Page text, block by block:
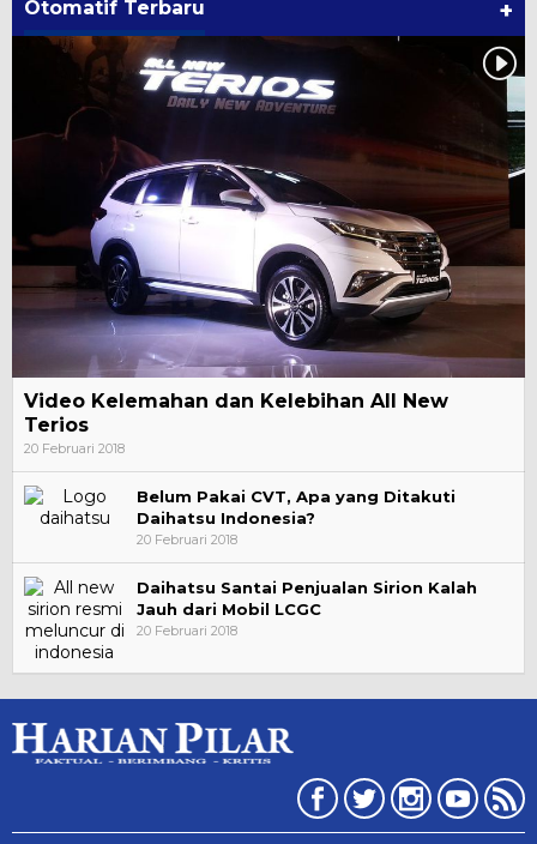
Otomatif Terbaru +
Video Kelemahan dan Kelebihan All New
Terios
20 Februari 2018
Belum Pakai CVT, Apa yang Ditakuti
Daihatsu Indonesia?
20 Februari 2018
Daihatsu Santai Penjualan Sirion Kalah
Jauh dari Mobil LCGC
20 Februari 2018